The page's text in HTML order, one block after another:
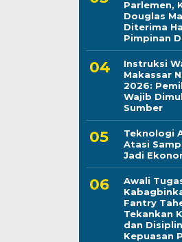
Parlemen,
Douglas
Diterima
Pimpinan
Instruksi
Makassar
2026:
Wajib
Sumber
Teknologi
Atasi
Jadi
Awali
Fantry
Tekankan
dan
Kepuasan